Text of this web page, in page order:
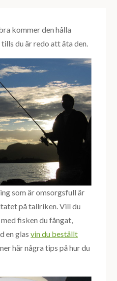
kommer den hålla
du är redo att äta den.
som är omsorgsfull är
på tallriken. Vill du
fisken du fångat,
en glasvin du beställt
här några tips på hur du